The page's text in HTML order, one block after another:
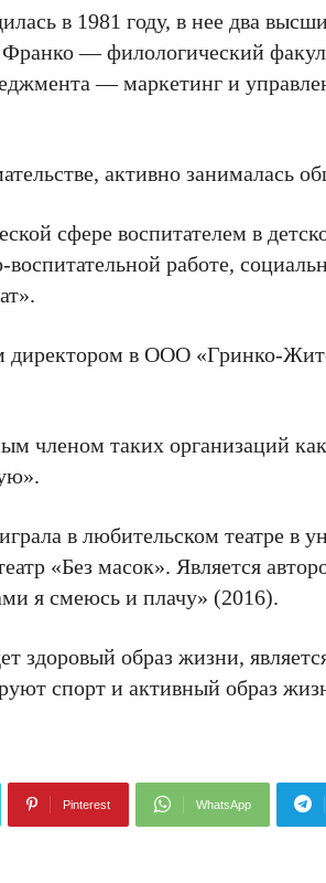
в 1981 году, в нее два
— филологический
— маркетинг и
активно занималась
сфере воспитателем в
воспитательной работе,
директором в ООО «Гринко-
членом таких организаций
в любительском театре в
«Без масок». Является
я смеюсь и плачу» (2016).
здоровый образ жизни,
спорт и активный образ
Pinterest WhatsApp